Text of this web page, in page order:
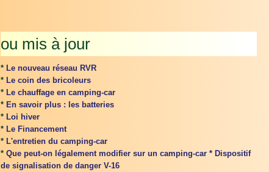
ou mis à jour
* Le nouveau réseau RVR
* Le coin des bricoleurs
* Le chauffage en camping-car
* En savoir plus : les batteries
* Loi hiver
* Le Financement
* L'entretien du camping-car
* Que peut-on légalement modifier sur un camping-car * Dispositif
de signalisation de danger V-16